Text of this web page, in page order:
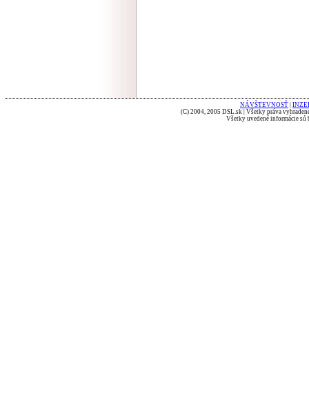
NÁVŠTEVNOSŤ
(C) 2004, 2005 DSL.sk | Všetky práva
Všetky uvedené informácie sú